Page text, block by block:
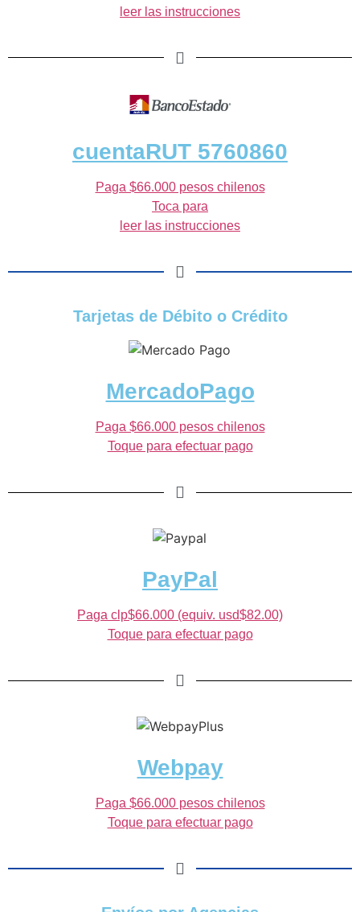
leer las instrucciones
cuentaRUT 5760860
Paga $66.000 pesos chilenos
Toca para
leer las instrucciones
Tarjetas de Débito o Crédito
MercadoPago
Paga $66.000 pesos chilenos
Toque para efectuar pago
PayPal
Paga clp$66.000 (equiv. usd$82.00)
Toque para efectuar pago
Webpay
Paga $66.000 pesos chilenos
Toque para efectuar pago